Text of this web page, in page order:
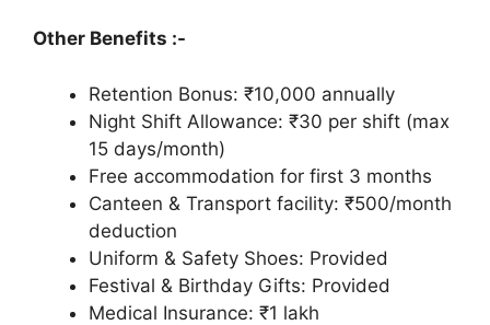
Other Benefits :-
Retention Bonus: ₹10,000 annually
Night Shift Allowance: ₹30 per shift (max
15 days/month)
Free accommodation for first 3 months
Canteen & Transport facility: ₹500/month
deduction
Uniform & Safety Shoes: Provided
Festival & Birthday Gifts: Provided
Medical Insurance: ₹1 lakh